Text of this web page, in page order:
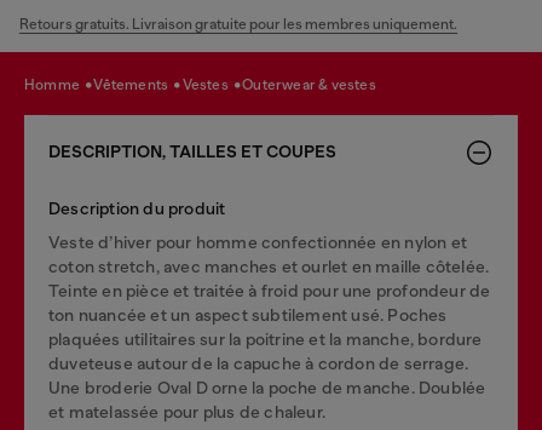
Retours gratuits. Livraison gratuite pour les membres uniquement.
homme vêtements vestes outerwear & vestes
DESCRIPTION, TAILLES ET COUPES
Description du produit
Veste d’hiver pour homme confectionnée en nylon et
coton stretch, avec manches et ourlet en maille côtelée.
Teinte en pièce et traitée à froid pour une profondeur de
ton nuancée et un aspect subtilement usé. Poches
plaquées utilitaires sur la poitrine et la manche, bordure
duveteuse autour de la capuche à cordon de serrage.
Une broderie Oval D orne la poche de manche. Doublée
et matelassée pour plus de chaleur.